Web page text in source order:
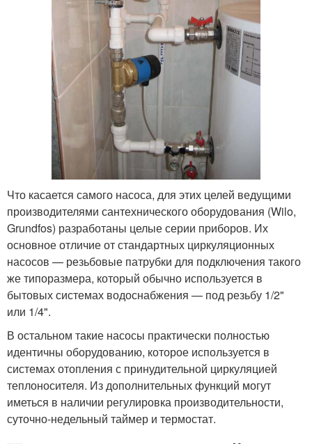
Что касается самого насоса, для этих целей ведущими
производителями сантехнического оборудования (Wilo,
Grundfos) разработаны целые серии приборов. Их
основное отличие от стандартных циркуляционных
насосов — резьбовые патрубки для подключения такого
же типоразмера, который обычно используется в
бытовых системах водоснабжения — под резьбу 1/2"
или 1/4".
В остальном такие насосы практически полностью
идентичны оборудованию, которое используется в
системах отопления с принудительной циркуляцией
теплоносителя. Из дополнительных функций могут
иметься в наличии регулировка производительности,
суточно-недельный таймер и термостат.